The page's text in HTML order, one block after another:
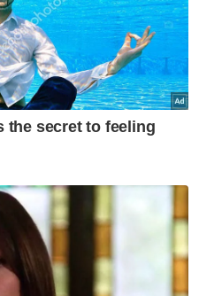
E-Mel setiap